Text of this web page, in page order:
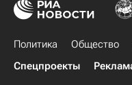
Политика Общество
Спецпроекты